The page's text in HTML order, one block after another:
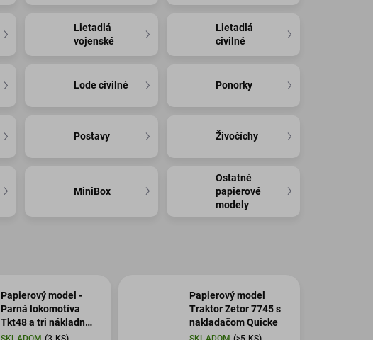
Lietadlá
vojenské
Lietadlá
civilné
Lode civilné Ponorky
Postavy Živočíchy
MiniBox
Ostatné
papierové
modely
Papierový model -
Parná lokomotíva
Tkt48 a tri nákladné
vozne
Papierový model
Traktor Zetor 7745 s
nakladačom Quicke